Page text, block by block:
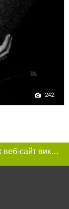
242
Цей сайт використовує «cookies». Також веб-сайт використовує інтернет-сервіс для збору технічних даних стосовно відвідувачів з метою отримання маркетингової та статистичної інформації. Умови обробки даних відвідувачів сайту див.